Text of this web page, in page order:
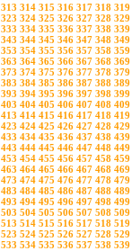
313 314 315 316 317 318 319
323 324 325 326 327 328 329
333 334 335 336 337 338 339
343 344 345 346 347 348 349
353 354 355 356 357 358 359
363 364 365 366 367 368 369
373 374 375 376 377 378 379
383 384 385 386 387 388 389
393 394 395 396 397 398 399
403 404 405 406 407 408 409
413 414 415 416 417 418 419
423 424 425 426 427 428 429
433 434 435 436 437 438 439
443 444 445 446 447 448 449
453 454 455 456 457 458 459
463 464 465 466 467 468 469
473 474 475 476 477 478 479
483 484 485 486 487 488 489
493 494 495 496 497 498 499
503 504 505 506 507 508 509
513 514 515 516 517 518 519
523 524 525 526 527 528 529
533 534 535 536 537 538 539